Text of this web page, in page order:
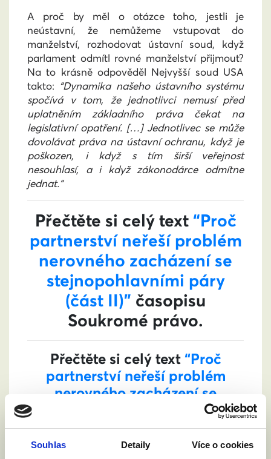
Souhlas Detaily Více o cookies
A proč by měl o otázce toho, jestli je
neústavní, že nemůžeme vstupovat do
manželství, rozhodovat ústavní soud, když
parlament odmítl rovné manželství přijmout?
Na to krásně odpověděl Nejvyšší soud USA
takto: “Dynamika našeho ústavního systému
spočívá v tom, že jednotlivci nemusí před
uplatněním základního práva čekat na
legislativní opatření. […] Jednotlivec se může
dovolávat práva na ústavní ochranu, když je
poškozen, i když s tím širší veřejnost
nesouhlasí, a i když zákonodárce odmítne
jednat.“
Přečtěte si celý text “Proč
partnerství neřeší problém
nerovného zacházení se
stejnopohlavními páry
(část II)” časopisu
Soukromé právo.
Přečtěte si celý text “Proč
partnerství neřeší problém
nerovného zacházení se
stejnopohlavními páry (část
I)”časopisu Soukromé právo.